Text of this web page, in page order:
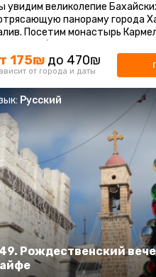
увидим великолепие
панораму города
Посетим монастырь
175₪ до 470₪
от города и даты
Рождественский
Русский